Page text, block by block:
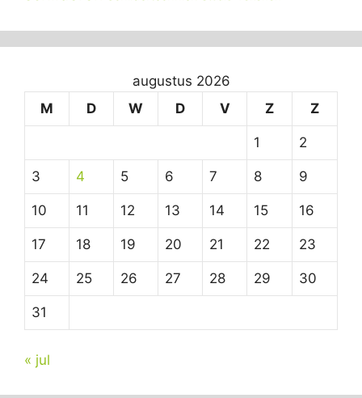
augustus 2026
M
D W D V Z Z
1 2
3 4 5 6 7 8 9
10 11 12 13 14 15 16
17 18 19 20 21 22 23
24 25 26 27 28 29 30
31
« jul